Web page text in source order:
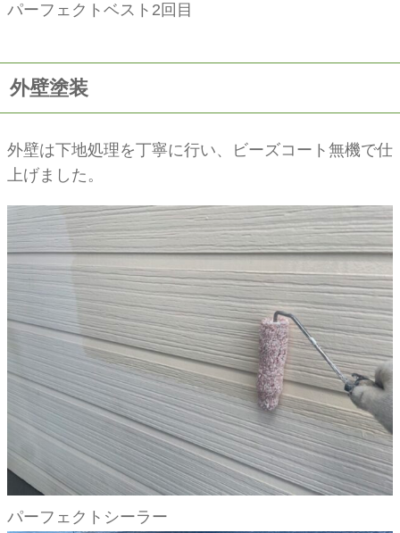
パーフェクトベスト2回目
外壁塗装
外壁は下地処理を丁寧に行い、ビーズコート無機で仕
上げました。
パーフェクトシーラー